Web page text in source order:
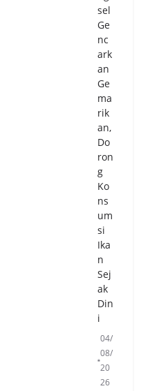
sel
Ge
nc
ark
an
Ge
ma
rik
an,
Do
ron
g
Ko
ns
um
si
Ika
n
Sej
ak
Din
i
04/
08/
20
26